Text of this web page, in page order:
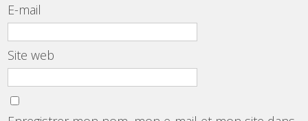
E-mail
Site web